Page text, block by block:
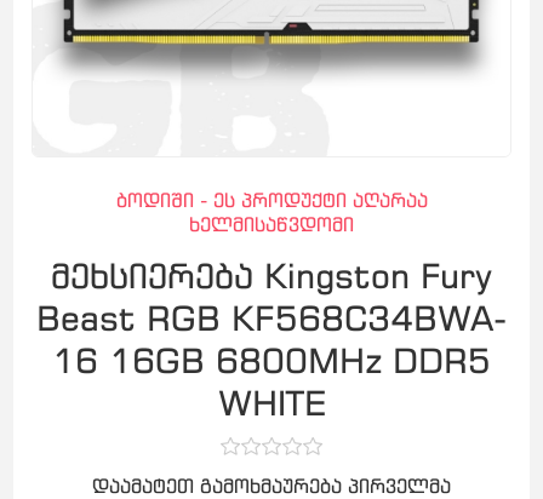
ბოდიში - ეს პროდუქტი აღარაა
ხელმისაწვდომი
მეხსიერება Kingston Fury
Beast RGB KF568C34BWA-
16 16GB 6800MHz DDR5
WHITE
დაამატეთ გამოხმაურება პირველმა